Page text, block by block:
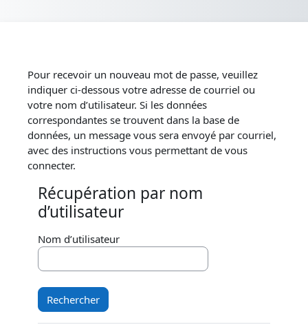
Pour recevoir un nouveau mot de passe, veuillez
indiquer ci-dessous votre adresse de courriel ou
votre nom d’utilisateur. Si les données
correspondantes se trouvent dans la base de
données, un message vous sera envoyé par courriel,
avec des instructions vous permettant de vous
connecter.
Récupération par nom d’utilisateur
Récupération par nom
d’utilisateur
Nom d’utilisateur